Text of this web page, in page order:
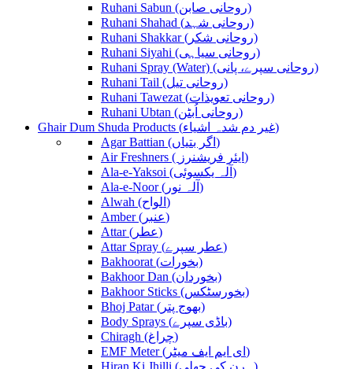
Ruhani Sabun (روحانی صابن)
Ruhani Shahad (روحانی شہد)
Ruhani Shakkar (روحانی شکر)
Ruhani Siyahi (روحانی سیاہی)
Ruhani Spray (Water) (روحانی سپرے، پانی)
Ruhani Tail (روحانی تیل)
Ruhani Tawezat (روحانی تعویذات)
Ruhani Ubtan (روحانی اُبٹن)
Ghair Dum Shuda Products (غیر دم شدہ اشیاء)
Agar Battian (اگر بتیاں)
Air Freshners ( ایئر فریشنرز)
Ala-e-Yaksoi (آلہ یکسوئی)
Ala-e-Noor (آلہ نور)
Alwah (الواح)
Amber (عنبر)
Attar (عطر)
Attar Spray (عطر سپرے)
Bakhoorat (بخورات)
Bakhoor Dan (بخوردان)
Bakhoor Sticks (بخورسٹکس)
Bhoj Patar (بھوج پتر)
Body Sprays (باڈی سپرے)
Chiragh (چراغ)
EMF Meter (ای ایم ایف میٹر)
Hiran Ki Jhilli (ہرن کی جھلی)